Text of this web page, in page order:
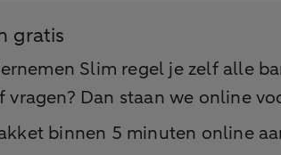
gratis
Slim regel je zelf alle
Dan staan we online
binnen 5 minuten online